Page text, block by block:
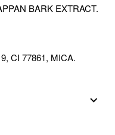
BARK EXTRACT.
CI 77861, MICA.